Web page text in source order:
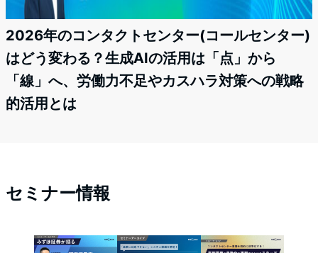
2026年のコンタクトセンター(コールセンター)
はどう変わる？生成AIの活用は「点」から
「線」へ、労働力不足やカスハラ対策への戦略
的活用とは
セミナー情報